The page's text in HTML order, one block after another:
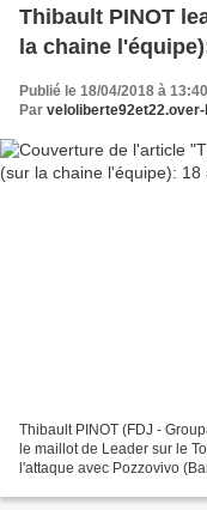
Thibault PINOT
la chaine
Publié le 18/04/2018 à 13:40
Par veloliberte92et22.over-
Thibault PINOT (FDJ -
le maillot de Leader sur le
l'attaque avec Pozzovivo